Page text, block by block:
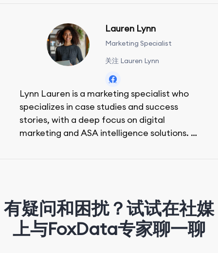
Lauren Lynn
Marketing Specialist
关注 Lauren Lynn
Lynn Lauren is a marketing specialist who
specializes in case studies and success
stories, with a deep focus on digital
marketing and ASA intelligence solutions.
有疑问和困扰？试试在社媒
上与FoxData专家聊一聊